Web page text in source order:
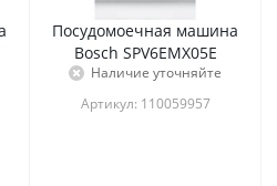
Посудомоечная машина
Bosch SPV6EMX05E
Наличие уточняйте
Артикул: 110059957